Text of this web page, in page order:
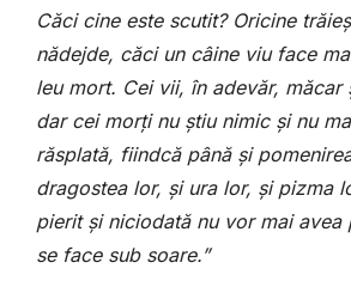
Căci cine este scutit? Oricine
nădejde, căci un câine viu face
leu mort. Cei vii, în adevăr, măcar
dar cei morți nu știu nimic și nu
răsplată, fiindcă până și
dragostea lor, și ura lor, și pizma
pierit și niciodată nu vor mai avea
se face sub soare.”